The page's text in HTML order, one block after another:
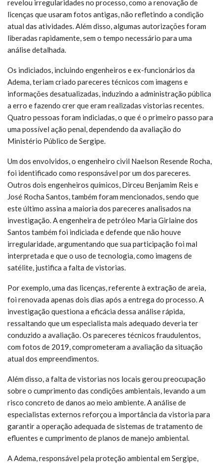
revelou irregularidades no processo, como a renovação de
licenças que usaram fotos antigas, não refletindo a condição
atual das atividades. Além disso, algumas autorizações foram
liberadas rapidamente, sem o tempo necessário para uma
análise detalhada.
Os indiciados, incluindo engenheiros e ex-funcionários da
Adema, teriam criado pareceres técnicos com imagens e
informações desatualizadas, induzindo a administração pública
a erro e fazendo crer que eram realizadas vistorias recentes.
Quatro pessoas foram indiciadas, o que é o primeiro passo para
uma possível ação penal, dependendo da avaliação do
Ministério Público de Sergipe.
Um dos envolvidos, o engenheiro civil Naelson Resende Rocha,
foi identificado como responsável por um dos pareceres.
Outros dois engenheiros químicos, Dirceu Benjamim Reis e
José Rocha Santos, também foram mencionados, sendo que
este último assina a maioria dos pareceres analisados na
investigação. A engenheira de petróleo Maria Girlaine dos
Santos também foi indiciada e defende que não houve
irregularidade, argumentando que sua participação foi mal
interpretada e que o uso de tecnologia, como imagens de
satélite, justifica a falta de vistorias.
Por exemplo, uma das licenças, referente à extração de areia,
foi renovada apenas dois dias após a entrega do processo. A
investigação questiona a eficácia dessa análise rápida,
ressaltando que um especialista mais adequado deveria ter
conduzido a avaliação. Os pareceres técnicos fraudulentos,
com fotos de 2019, comprometeram a avaliação da situação
atual dos empreendimentos.
Além disso, a falta de vistorias nos locais gerou preocupação
sobre o cumprimento das condições ambientais, levando a um
risco concreto de danos ao meio ambiente. A análise de
especialistas externos reforçou a importância da vistoria para
garantir a operação adequada de sistemas de tratamento de
efluentes e cumprimento de planos de manejo ambiental.
A Adema, responsável pela proteção ambiental em Sergipe,